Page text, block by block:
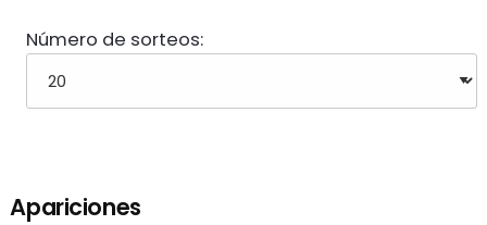
Número de sorteos:
Apariciones